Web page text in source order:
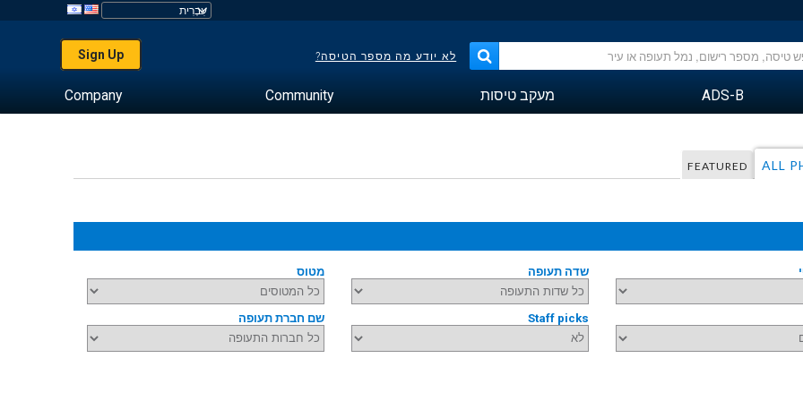
לא יודע מה מספר הטיסה? Sign Up
ADS-B מעקב טיסות Community
Company
FEATURED ALL
מטוס שדה תעופה
שם חברת תעופה Staff picks